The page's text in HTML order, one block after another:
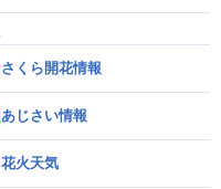
さくら開花情報
あじさい情報
花火天気